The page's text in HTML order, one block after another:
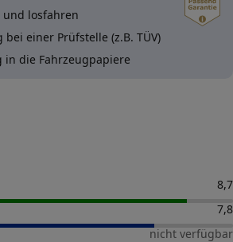
losfahren
einer Prüfstelle (z.B. TÜV)
in die Fahrzeugpapiere
8,7
7,8
nicht verfügbar